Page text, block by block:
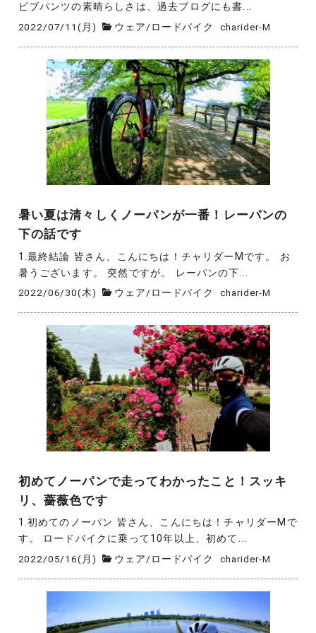
ビブパンツの素晴らしさは、過去ブログにも書...
2022/07/11(月) ウェア/ ロードバイク charider-M
暑い夏は清々しくノーパンが一番！レーパンの
下の話です
1.最終結論 皆さん、こんにちは！チャリダーMです。 お
暑うございます。 突然ですが。 レーパンの下...
2022/06/30(木) ウェア/ ロードバイク charider-M
初めてノーパンで走ってわかったこと！スッキ
リ、薔薇色です
1.初めてのノーパン 皆さん、こんにちは！チャリダーMで
す。 ロードバイクに乗って10年以上、初めて...
2022/05/16(月) ウェア/ ロードバイク charider-M